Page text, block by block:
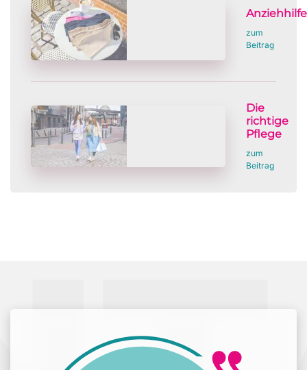
zum
Beitrag
Die
richtige
Pflege
zum
Beitrag